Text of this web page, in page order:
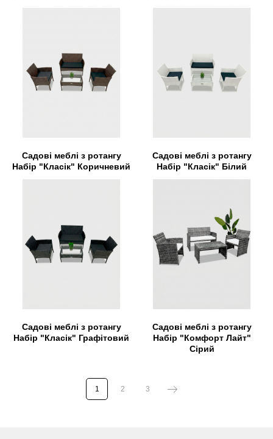
Садові меблі з ротангу
Набір "Класік" Коричневий
Садові меблі з ротангу
Набір "Класік" Білий
Садові меблі з ротангу
Набір "Класік" Графітовий
Садові меблі з ротангу
Набір "Комфорт Лайт"
Сірий
1 2 3